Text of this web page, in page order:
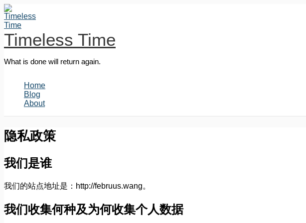
跳
至
内
Timeless Time
What is done will return again.
Home
Blog
About
隐私政策
我们是谁
我们的站点地址是：http://februus.wang。
我们收集何种及为何收集个人数据